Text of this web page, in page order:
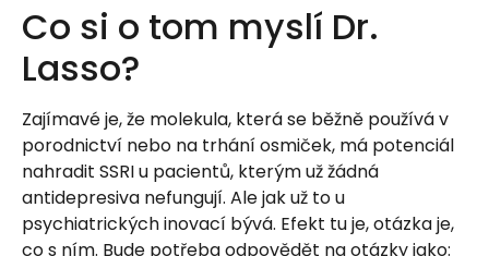
Co si o tom myslí Dr.
Lasso?
Zajímavé je, že molekula, která se běžně používá v
porodnictví nebo na trhání osmiček, má potenciál
nahradit SSRI u pacientů, kterým už žádná
antidepresiva nefungují. Ale jak už to u
psychiatrických inovací bývá. Efekt tu je, otázka je,
co s ním. Bude potřeba odpovědět na otázky jako: